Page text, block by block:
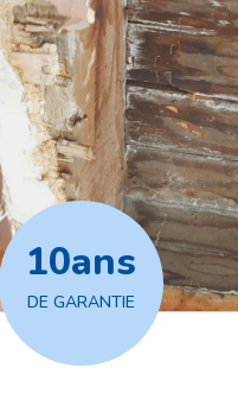
10ans
DE GARANTIE